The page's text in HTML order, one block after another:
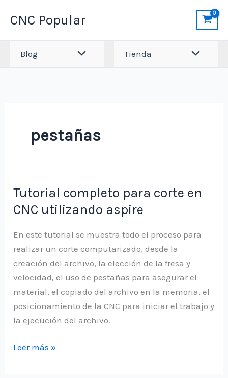
CNC Popular
Blog Tienda
pestañas
Tutorial completo para corte en
CNC utilizando aspire
En este tutorial se muestra todo el proceso para
realizar un corte computarizado, desde la
creación del archivo, la elección de la fresa y
velocidad, el uso de pestañas para asegurar el
material, el copiado del archivo en la memoria, el
posicionamiento de la CNC para iniciar el trabajo y
la ejecución del archivo.
Tutorial
Leer más »